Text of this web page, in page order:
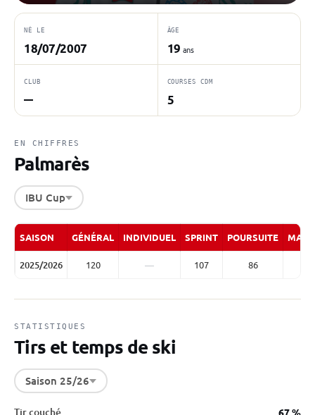
NÉ LE
18/07/2007
ÂGE
19 ans
CLUB
—
COURSES CDM
5
EN CHIFFRES
Palmarès
IBU Cup
SAISON GÉNÉRAL INDIVIDUEL SPRINT POURSUITE
2025/2026 120 — 107 86
STATISTIQUES
Tirs et temps de ski
Saison 25/26
Tir couché 67 %